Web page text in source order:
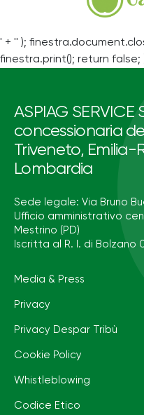
' + '' );
finestra.print(); return false;
ASPIAG SERVICE
concessionaria
Triveneto, Emilia-
Lombardia
Sede legale: Via Bruno
Ufficio amministrativo
Mestrino (PD)
Iscritta al R. I. di Bolzano
Media & Press
Privacy
Privacy Despar Tribù
Cookie Policy
Whistleblowing
Codice Etico